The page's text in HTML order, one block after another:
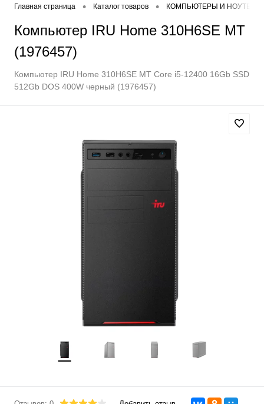
Главная страница • Каталог товаров • КОМПЬЮТЕРЫ И
Компьютер IRU Home 310H6SE MT
(1976457)
Компьютер IRU Home 310H6SE MT Core i5-12400 16Gb SSD
512Gb DOS 400W черный (1976457)